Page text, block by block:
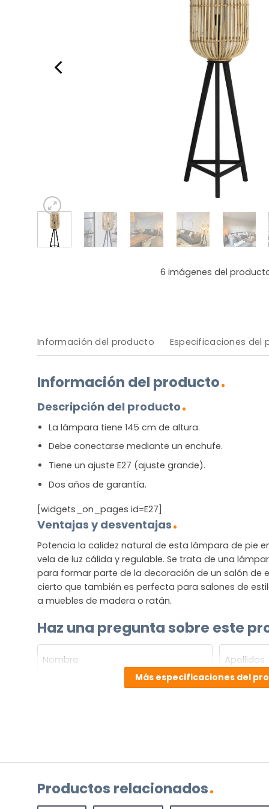
6 imágenes del
Información del producto Especificaciones del
Información del producto
Descripción del producto
La lámpara tiene 145 cm de altura.
Debe conectarse mediante un enchufe.
Tiene un ajuste E27 (ajuste grande).
Dos años de garantía.
[widgets_on_pages id=E27]
Ventajas y desventajas
Potencia la calidez natural de esta lámpara de pie
vela de luz cálida y regulable. Se trata de una
para formar parte de la decoración de un salón de
cierto que también es perfecta para salones de
a muebles de madera o ratán.
Haz una pregunta sobre este
(OBLIGATORIO)
Apellidos
su
sobre
Más especificaciones del
Productos relacionados